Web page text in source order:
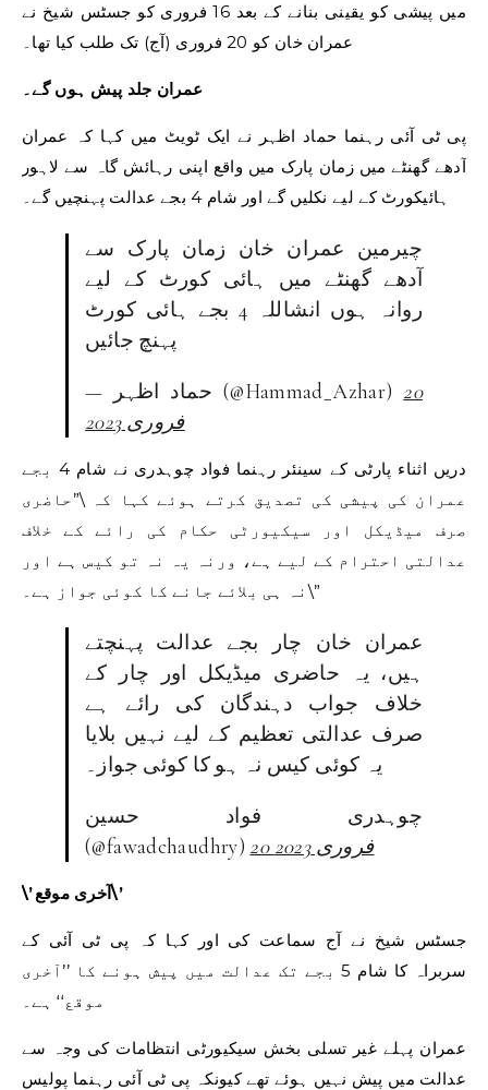
میں پیشی کو یقینی بنانے کے بعد 16 فروری کو جسٹس شیخ نے
عمران خان کو 20 فروری (آج) تک طلب کیا تھا۔
عمران جلد پیش ہوں گے۔
پی ٹی آئی رہنما حماد اظہر نے ایک ٹویٹ میں کہا کہ عمران
آدھے گھنٹے میں زمان پارک میں واقع اپنی رہائش گاہ سے لاہور
ہائیکورٹ کے لیے نکلیں گے اور شام 4 بجے عدالت پہنچیں گے۔
چیرمین عمران خان زمان پارک سے
آدھے گھنٹے میں ہائی کورٹ کے لیے
روانہ ہوں انشاللہ 4 بجے ہائی کورٹ
پہنچ جائیں
— حماد اظہر (@Hammad_Azhar) 20
فروری 2023
دریں اثناء پارٹی کے سینئر رہنما فواد چوہدری نے شام 4 بجے
عمران کی پیشی کی تصدیق کرتے ہوئے کہا کہ \”حاضری
صرف میڈیکل اور سیکیورٹی حکام کی رائے کے خلاف
عدالتی احترام کے لیے ہے، ورنہ یہ نہ تو کیس ہے اور
نہ ہی بلائے جانے کا کوئی جواز ہے۔\”
عمران خان چار بجے عدالت پہنچتے
ہیں، یہ حاضری میڈیکل اور چار کے
خلاف جواب دہندگان کی رائے ہے
صرف عدالتی تعظیم کے لیے نہیں بلایا
یہ کوئی کیس نہ ہو کا کوئی جواز۔
چوہدری فواد حسین
(@fawadchaudhry)
20 فروری 2023
\’آخری موقع\’
جسٹس شیخ نے آج سماعت کی اور کہا کہ پی ٹی آئی کے
سربراہ کا شام 5 بجے تک عدالت میں پیش ہونے کا ’’آخری
موقع‘‘ ہے۔
عمران پہلے غیر تسلی بخش سیکیورٹی انتظامات کی وجہ سے
عدالت میں پیش نہیں ہوئے تھے کیونکہ پی ٹی آئی رہنما پولیس